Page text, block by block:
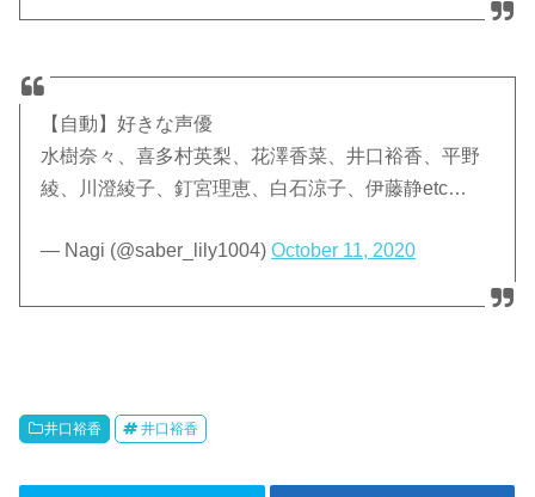
【自動】好きな声優
水樹奈々、喜多村英梨、花澤香菜、井口裕香、平野
綾、川澄綾子、釘宮理恵、白石涼子、伊藤静etc…
— Nagi (@saber_lily1004)October 11, 2020
井口裕香 井口裕香